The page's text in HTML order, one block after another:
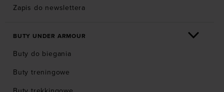
Zapis do newslettera
BUTY UNDER ARMOUR
Buty do biegania
Buty treningowe